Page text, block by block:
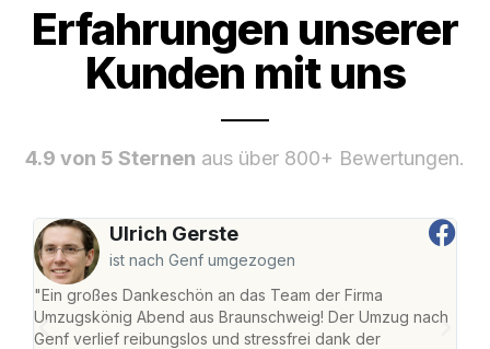
Erfahrungen unserer
Kunden mit uns
4.9 von 5 Sternen aus über 800+ Bewertungen.
Ulrich Gerste
ist nach Genf umgezogen
"Ein großes Dankeschön an das Team der Firma
Umzugskönig Abend aus Braunschweig! Der Umzug nach
Genf verlief reibungslos und stressfrei dank der